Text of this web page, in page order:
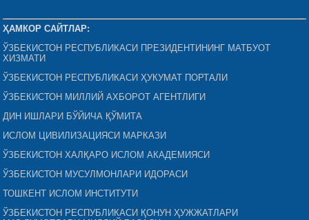
ҲАМКОР САЙТЛАР:
ЎЗБЕКИСТОН РЕСПУБЛИКАСИ ПРЕЗИДЕНТИНИНГ МАТБУОТ
ХИЗМАТИ
ЎЗБЕКИСТОН РЕСПУБЛИКАСИ ҲУКУМАТ ПОРТАЛИ
ЎЗБЕКИСТОН МИЛЛИЙ АХБОРОТ АГЕНТЛИГИ
ДИН ИШЛАРИ БЎЙИЧА ҚЎМИТА
ИСЛОМ ЦИВИЛИЗАЦИЯСИ МАРКАЗИ
ЎЗБЕКИСТОН ХАЛҚАРО ИСЛОМ АКАДЕМИЯСИ
ЎЗБЕКИСТОН МУСУЛМОНЛАРИ ИДОРАСИ
ТОШКЕНТ ИСЛОМ ИНСТИТУТИ
ЎЗБЕКИСТОН РЕСПУБЛИКАСИ ҚОНУН ҲУЖЖАТЛАРИ